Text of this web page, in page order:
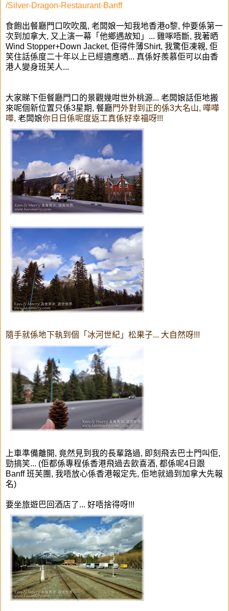
/Silver-Dragon-Restaurant-Banff
食飽出餐廳門口吹吹風, 老闆娘一知我地香港o黎, 仲要係第一
次到加拿大, 又上演一幕「他鄉遇故知」... 雞啄唔斷, 我著晒
Wind Stopper+Down Jacket, 佢得件薄Shirt, 我驚佢凍親, 佢
笑住話係度二十年以上已經適應晒... 真係好羨慕佢可以由香
港人變身班芙人...
大家睇下佢餐廳門口的景觀幾咁世外桃源... 老闆娘話佢地搬
來呢個新位置只係3星期, 餐廳門外對到正的係3大名山, 嘩嘩
嘩, 老闆娘你日日係呢度返工真係好幸福呀!!!
隨手就係地下執到個「冰河世紀」松果子... 大自然呀!!!
上車準備離開, 竟然見到我的長輩路過, 即刻飛去巴士門叫佢,
勁搞笑... (佢都係專程係香港飛過去飲喜酒, 都係呢4日跟
Banff 班芙團, 我唔放心係香港報定先, 佢地就過到加拿大先報
名)
要坐旅遊巴回酒店了... 好唔捨得呀!!!